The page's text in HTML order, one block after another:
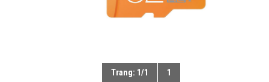
Trang: 1/1 1